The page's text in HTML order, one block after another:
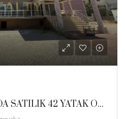
GİRNE-KARŞIYAKA’DA SATILIK 42 YATAK ODALI BUTİK OTEL